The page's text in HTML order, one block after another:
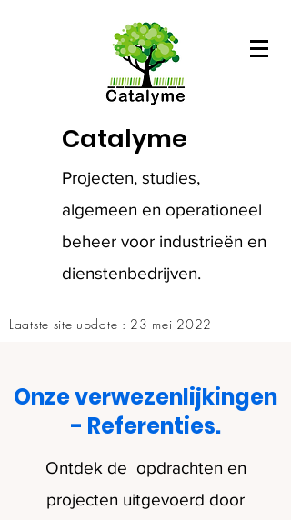
Catalyme
Projecten, studies,
algemeen en operationeel
beheer voor industrieën en
dienstenbedrijven.
Laatste site update : 23 mei 2022
Onze verwezenlijkingen
- Referenties.
Ontdek de opdrachten en
projecten uitgevoerd door